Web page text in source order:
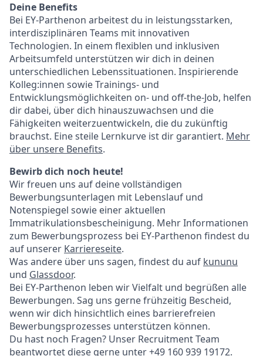
Deine Benefits
Bei EY-Parthenon arbeitest du in leistungsstarken,
interdisziplinären Teams mit innovativen
Technologien. In einem flexiblen und inklusiven
Arbeitsumfeld unterstützen wir dich in deinen
unterschiedlichen Lebenssituationen. Inspirierende
Kolleg:innen sowie Trainings- und
Entwicklungsmöglichkeiten on- und off-the-Job, helfen
dir dabei, über dich hinauszuwachsen und die
Fähigkeiten weiterzuentwickeln, die du zukünftig
brauchst. Eine steile Lernkurve ist dir garantiert. Mehr
über unsere Benefits.
Bewirb dich noch heute!
Wir freuen uns auf deine vollständigen
Bewerbungsunterlagen mit Lebenslauf und
Notenspiegel sowie einer aktuellen
Immatrikulationsbescheinigung. Mehr Informationen
zum Bewerbungsprozess bei EY-Parthenon findest du
auf unserer Karriereseite.
Was andere über uns sagen, findest du auf kununu
und Glassdoor.
Bei EY-Parthenon leben wir Vielfalt und begrüßen alle
Bewerbungen. Sag uns gerne frühzeitig Bescheid,
wenn wir dich hinsichtlich eines barrierefreien
Bewerbungsprozesses unterstützen können.
Du hast noch Fragen? Unser Recruitment Team
beantwortet diese gerne unter +49 160 939 19172.